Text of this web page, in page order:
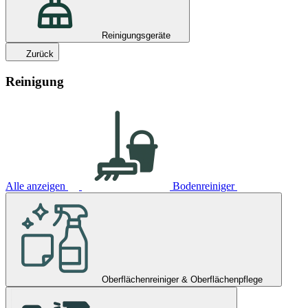
Reinigungsgeräte
Zurück
Reinigung
Alle anzeigen Bodenreiniger
Oberflächenreiniger & Oberflächenpflege